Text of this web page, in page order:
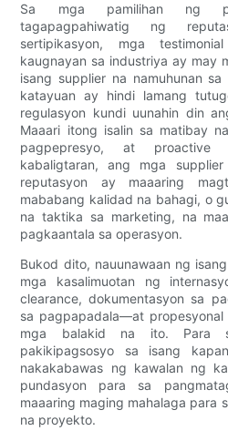
Sa mga pamilihan ng
tagapagpahiwatig ng
sertipikasyon, mga
kaugnayan sa industriya ay may
isang supplier na namuhunan
katayuan ay hindi lamang
regulasyon kundi uunahin din
Maaari itong isalin sa matibay
pagpepresyo, at proactive
kabaligtaran, ang mga
reputasyon ay maaaring
mababang kalidad na bahagi, o
na taktika sa marketing, na
pagkaantala sa operasyon.
Bukod dito, nauunawaan ng
mga kasalimuotan ng
clearance, dokumentasyon sa
sa pagpapadala—at propesyonal
mga balakid na ito. Para
pakikipagsosyo sa isang
nakakabawas ng kawalan ng
pundasyon para sa
maaaring maging mahalaga para
na proyekto.